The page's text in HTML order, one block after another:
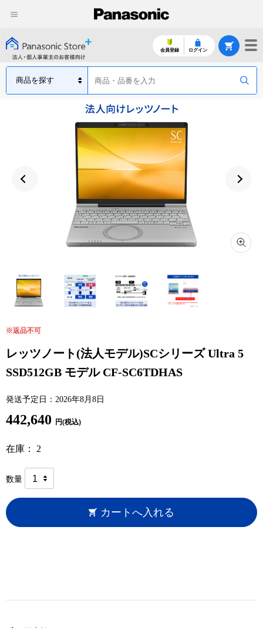
会員登録 ログイン
※返品不可
レッツノート(法人モデル)SCシリーズ Ultra 5
SSD512GB モデル CF-SC6TDHAS
発送予定日：2026年8月8日
442,640 円(税込)
在庫： 2
数量
カートへ入れる